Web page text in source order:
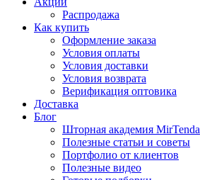
Распродажа
Как купить
Оформление заказа
Условия оплаты
Условия доставки
Условия возврата
Верификация оптовика
Доставка
Блог
Шторная академия MirTenda
Полезные статьи и советы
Портфолио от клиентов
Полезные видео